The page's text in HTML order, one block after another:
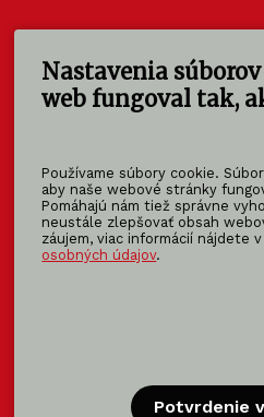
Nastavenia
web fungoval tak,
Používame súbory cookie.
aby naše webové stránky
Pomáhajú nám tiež správne
neustále zlepšovať obsah
záujem, viac informácií nájdete
osobných údajov.
Potvrdenie
KOMA
Štúrova
949 01 Nitra -
+ 421 37
Patríme do rodiny